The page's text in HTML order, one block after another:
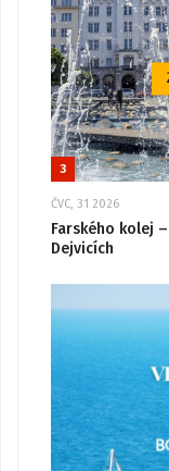
3
ČVC, 31 2026
Farského kolej
Dejvicích